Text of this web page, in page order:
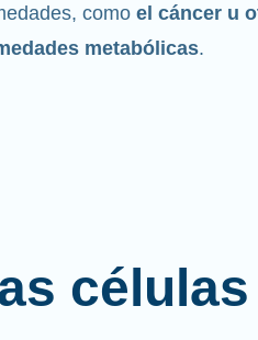
como el cáncer u
metabólicas.